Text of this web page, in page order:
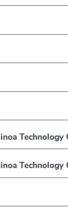
Technology
Technology